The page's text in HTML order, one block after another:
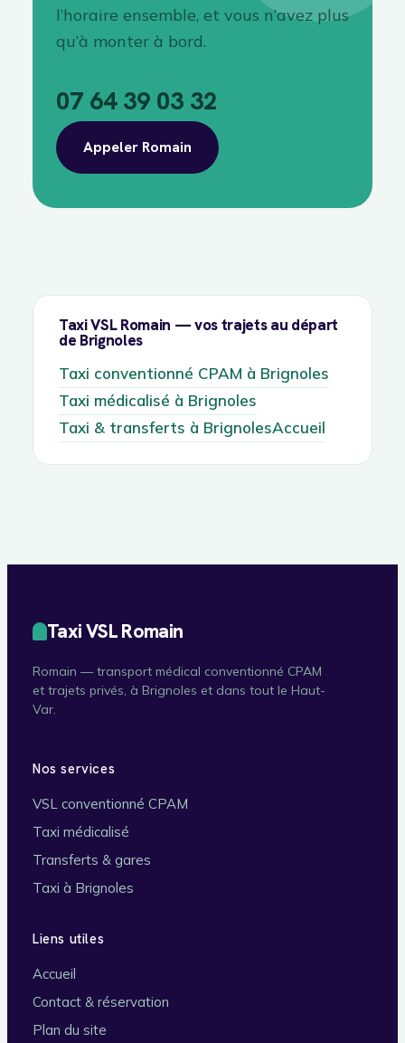
l’horaire ensemble, et vous n’avez plus
qu’à monter à bord.
07 64 39 03 32
Appeler Romain
Taxi VSL Romain — vos trajets au départ
de Brignoles
Taxi conventionné CPAM à Brignoles
Taxi médicalisé à Brignoles
Taxi & transferts à BrignolesAccueil
Taxi VSL Romain
Romain — transport médical conventionné CPAM
et trajets privés, à Brignoles et dans tout le Haut-
Var.
Nos services
VSL conventionné CPAM
Taxi médicalisé
Transferts & gares
Taxi à Brignoles
Liens utiles
Accueil
Contact & réservation
Plan du site